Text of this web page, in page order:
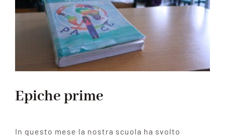
Epiche prime
In questo mese la nostra scuola ha svolto